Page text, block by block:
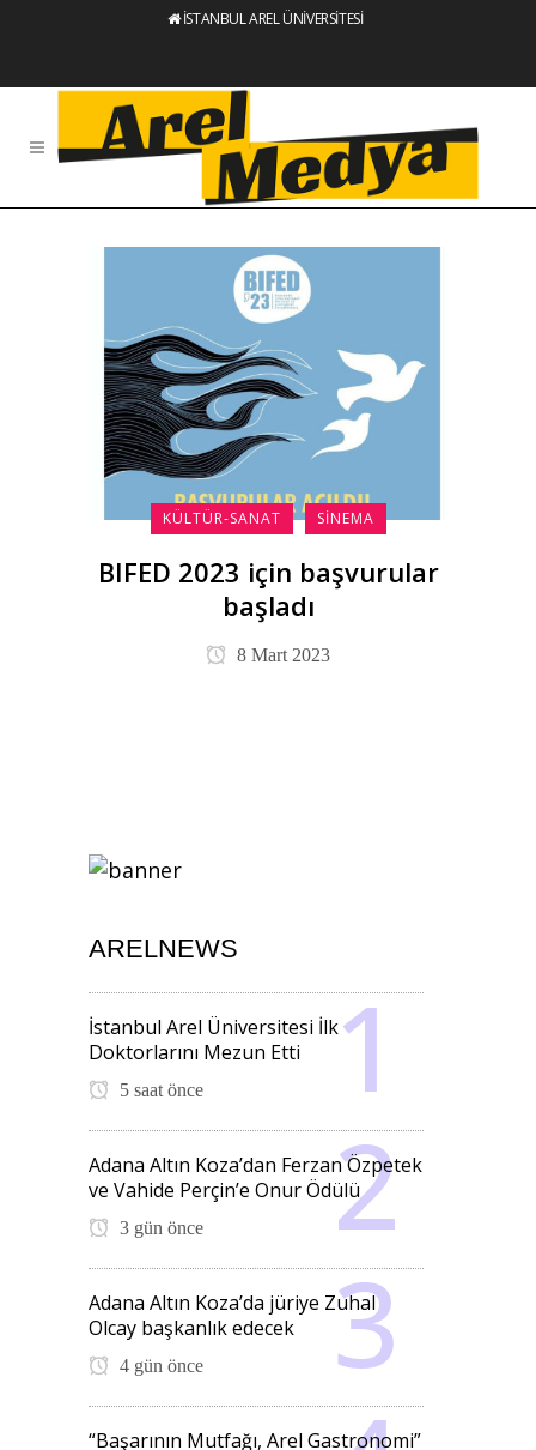
İSTANBUL AREL ÜNİVERSİTESİ
KÜLTÜR-SANAT SINEMA
BIFED 2023 için başvurular
başladı
8 Mart 2023
ARELNEWS
İstanbul Arel Üniversitesi İlk
Doktorlarını Mezun Etti
5 saat önce
Adana Altın Koza’dan Ferzan Özpetek
ve Vahide Perçin’e Onur Ödülü
3 gün önce
Adana Altın Koza’da jüriye Zuhal
Olcay başkanlık edecek
4 gün önce
“Başarının Mutfağı, Arel Gastronomi”